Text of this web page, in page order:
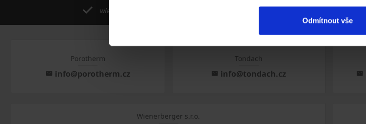
Odmítnout vše
wienerberger skupina je největší světový výrobce cihel Největší výrobce
Porotherm
info@porotherm.cz
Tondach
info@tondach.cz
Wienerberger s.r.o.